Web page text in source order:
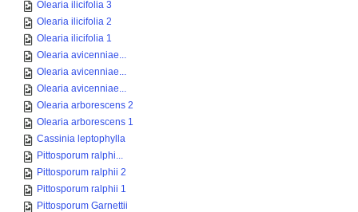
Olearia ilicifolia 3
Olearia ilicifolia 2
Olearia ilicifolia 1
Olearia avicenniae...
Olearia avicenniae...
Olearia avicenniae...
Olearia arborescens 2
Olearia arborescens 1
Cassinia leptophylla
Pittosporum ralphi...
Pittosporum ralphii 2
Pittosporum ralphii 1
Pittosporum Garnettii